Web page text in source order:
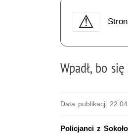
Wpadł, bo
Data publikacji
Policjanci z